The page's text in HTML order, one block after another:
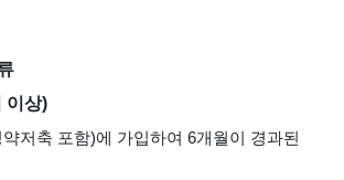
이상)
저축 포함)에 가입하여 6개월이 경과된